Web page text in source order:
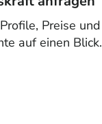
Preise und
auf einen Blick.